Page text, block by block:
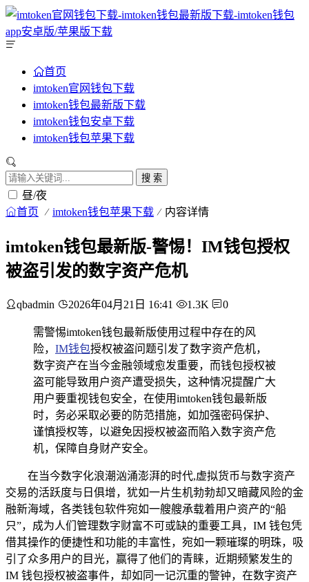
首页
imtoken官网钱包下载
imtoken钱包最新版下载
imtoken钱包安卓下载
imtoken钱包苹果下载
搜 索
昼/夜
首页 imtoken钱包苹果下载 内容详情
imtoken钱包最新版-警惕！IM钱包授权
被盗引发的数字资产危机
qbadmin 2026年04月21日 16:41 1.3K 0
需警惕imtoken钱包最新版使用过程中存在的风
险， IM钱包授权被盗问题引发了数字资产危机，
数字资产在当今金融领域愈发重要，而钱包授权被
盗可能导致用户资产遭受损失，这种情况提醒广大
用户要重视钱包安全，在使用imtoken钱包最新版
时，务必采取必要的防范措施，如加强密码保护、
谨慎授权等，以避免因授权被盗而陷入数字资产危
机，保障自身财产安全。
在当今数字化浪潮汹涌澎湃的时代,虚拟货币与数字资产
交易的活跃度与日俱增，犹如一片生机勃勃却又暗藏风险的金
融新海域，各类钱包软件宛如一艘艘承载着用户资产的“船
只”，成为人们管理数字财富不可或缺的重要工具，IM 钱包凭
借其操作的便捷性和功能的丰富性，宛如一颗璀璨的明珠，吸
引了众多用户的目光，赢得了他们的青睐，近期频繁发生的
IM 钱包授权被盗事件，却如同一记沉重的警钟，在数字资产